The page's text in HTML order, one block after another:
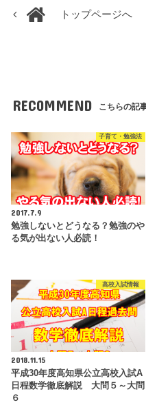
トップページへ
RECOMMEND こちらの記
子育て・勉強法
2017.7.9
勉強しないとどうなる？勉強のや
る気が出ない人必読！
高校入試情報
2018.11.15
平成30年度高知県公立高校入試A
日程数学徹底解説 大問５～大問
６